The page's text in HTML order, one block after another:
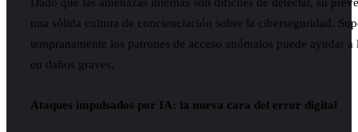
una sólida cultura de concienciación sobre la ciberseguridad.
tempranamente los patrones de acceso anómalos puede ayudar
en daños graves.
Ataques impulsados por IA: la nueva cara del error digital